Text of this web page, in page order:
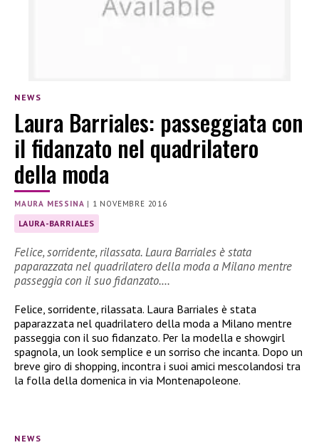
NEWS
Laura Barriales: passeggiata con
il fidanzato nel quadrilatero
della moda
MAURA MESSINA | 1 NOVEMBRE 2016
LAURA-BARRIALES
Felice, sorridente, rilassata. Laura Barriales è stata
paparazzata nel quadrilatero della moda a Milano mentre
passeggia con il suo fidanzato.…
Felice, sorridente, rilassata. Laura Barriales è stata
paparazzata nel quadrilatero della moda a Milano mentre
passeggia con il suo fidanzato. Per la modella e showgirl
spagnola, un look semplice e un sorriso che incanta. Dopo un
breve giro di shopping, incontra i suoi amici mescolandosi tra
la folla della domenica in via Montenapoleone.
NEWS